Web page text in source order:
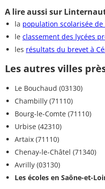
A lire aussi sur
la population scolarisée de
le classement des lycées
les résultats du brevet à
Les autres villes
Le Bouchaud (03130)
Chambilly (71110)
Bourg-le-Comte (71110)
Urbise (42310)
Artaix (71110)
Chenay-le-Châtel (71340)
Avrilly (03130)
Les écoles en Saône-et-